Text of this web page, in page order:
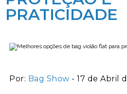
PRATICIDADE
Por: Bag Show - 17 de Abril